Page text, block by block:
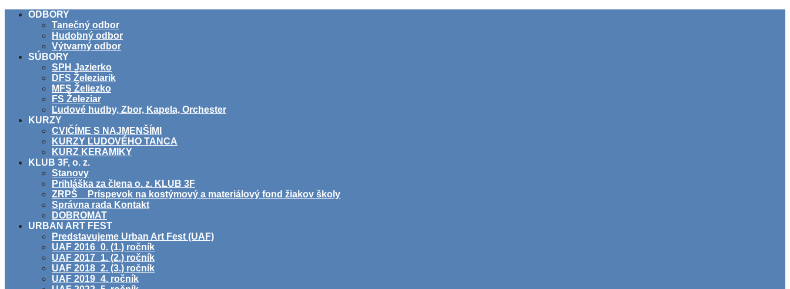
ODBORY
Tanečný odbor
Hudobný odbor
Výtvarný odbor
SÚBORY
SPH Jazierko
DFS Železiarik
MFS Želiezko
FS Železiar
Ľudové hudby, Zbor, Kapela, Orchester
KURZY
CVIČÍME S NAJMENŠÍMI
KURZY ĽUDOVÉHO TANCA
KURZ KERAMIKY
KLUB 3F, o. z.
Stanovy
Prihláška za člena o. z. KLUB 3F
ZRPŠ _ Príspevok na kostýmový a materiálový fond žiakov školy
Správna rada Kontakt
DOBROMAT
URBAN ART FEST
Predstavujeme Urban Art Fest (UAF)
UAF 2016_0. (1.) ročník
UAF 2017_1. (2.) ročník
UAF 2018_2. (3.) ročník
UAF 2019_4. ročník